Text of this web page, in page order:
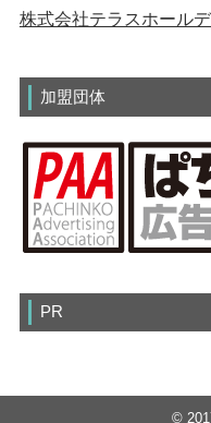
株式会社テラスホール
加盟団体
PR
©